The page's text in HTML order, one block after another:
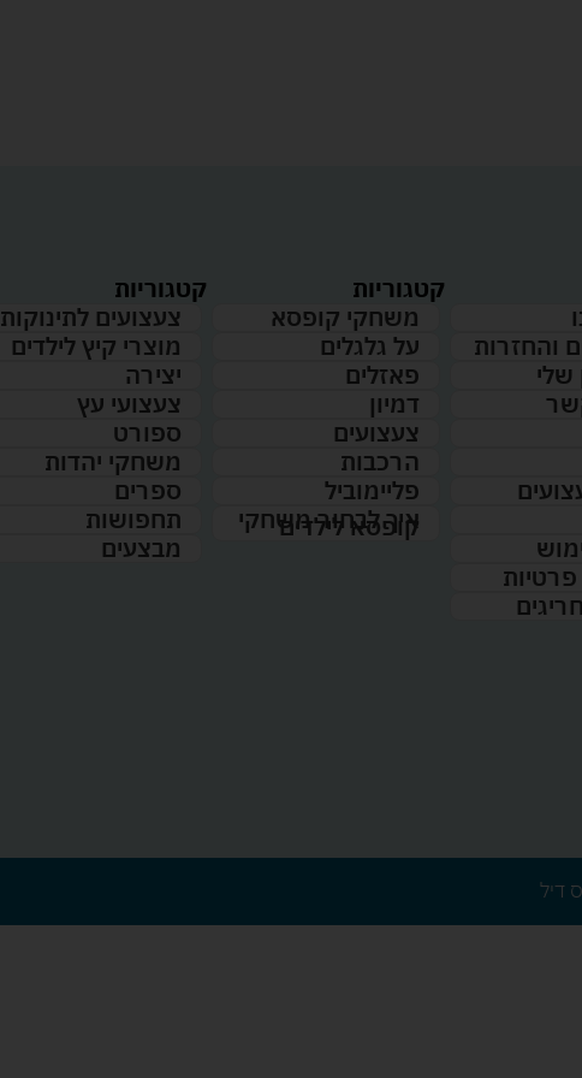
והחזרות
שלי
פרטיות
קטגוריות
משחקי קופסא
על גלגלים
פאזלים
דמיון
צעצועים
הרכבות
פליימוביל
איך לבחור משחקי
קופסא לילדים
קטגוריות
צעצועים לתינוקות
מוצרי קיץ לילדים
יצירה
צעצועי עץ
ספורט
משחקי יהדות
ספרים
תחפושות
מבצעים